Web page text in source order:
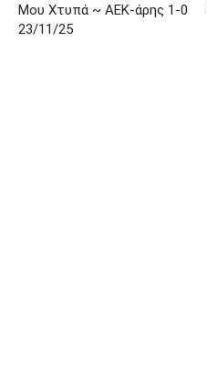
Μου Χτυπά ~ ΑΕΚ-άρης 1-0
23/11/25